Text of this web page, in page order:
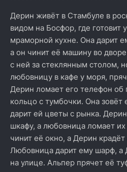
Дерин живёт в Стамбуле в
видом на Босфор, где готовит
мраморной кухне. Она дарит
а он чинит её машину во
с ней за стеклянным столом,
любовницу в кафе у моря,
Дерин ломает его телефон об
кольцо с тумбочки. Она зовёт
дарит ей цветы с рынка.
шкафу, а любовница ломает
чинит её окно, а Дерин
Любовница дарит ему шарф, а
на улице. Альпер прячет её